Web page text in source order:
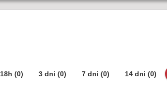
18h (0) 3 dni (0) 7 dni (0) 14 dni (0)